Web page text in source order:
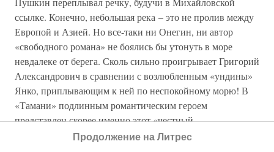
ссылке. Конечно, небольшая река – это не пролив между
Европой и Азией. Но все-таки ни Онегин, ни автор
«свободного романа» не боялись бы утонуть в море
невдалеке от берега. Сколь сильно проигрывает Григорий
Александрович в сравнении с возлюбленным «ундины»
Янко, приплывающим к ней по неспокойному морю! В
«Тамани» подлинным романтическим героем
представлен скорее именно этот «честный
контрабандист», а не скучающий офицер,
Продолжение на Литрес